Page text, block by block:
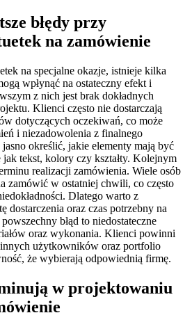
błędy przy
na zamówienie
na specjalne okazje, istnieje kilka
wpłynąć na ostateczny efekt i
z nich jest brak dokładnych
Klienci często nie dostarczają
dotyczących oczekiwań, co może
i niezadowolenia z finalnego
określić, jakie elementy mają być
tekst, kolory czy kształty. Kolejnym
realizacji zamówienia. Wiele osób
zamówić w ostatniej chwili, co często
Dlatego warto z
dostarczenia oraz czas potrzebny na
błąd to niedostateczne
oraz wykonania. Klienci powinni
użytkowników oraz portfolio
że wybierają odpowiednią firmę.
w projektowaniu